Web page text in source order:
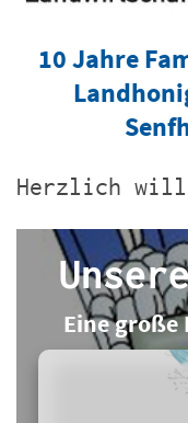
10 Jahre
Herzlich
Eine große